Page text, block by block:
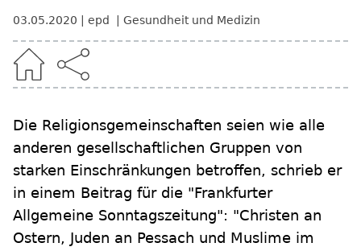
03.05.2020 epd Gesundheit und Medizin
Die Religionsgemeinschaften seien wie alle
anderen gesellschaftlichen Gruppen von
starken Einschränkungen betroffen, schrieb er
in einem Beitrag für die "Frankfurter
Allgemeine Sonntagszeitung": "Christen an
Ostern, Juden an Pessach und Muslime im